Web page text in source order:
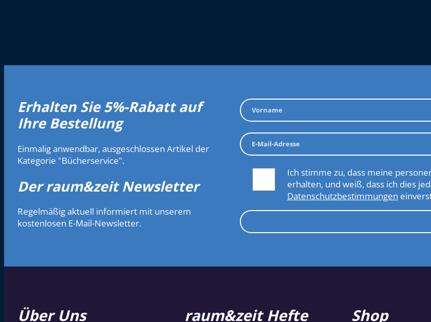
Erhalten Sie 5%-Rabatt auf
Ihre Bestellung
Einmalig anwendbar, ausgeschlossen Artikel der
Kategorie "Bücherservice".
Der raum&zeit Newsletter
Regelmäßig aktuell informiert mit unserem
kostenlosen E-Mail-Newsletter.
Ich stimme zu, dass meine
erhalten, und weiß, dass ich dies
Datenschutzbestimmungen
Über Uns raum&zeit Hefte Shop